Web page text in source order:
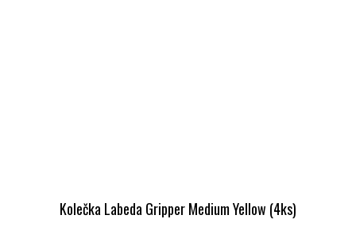
Kolečka Labeda Gripper Medium Yellow (4ks)